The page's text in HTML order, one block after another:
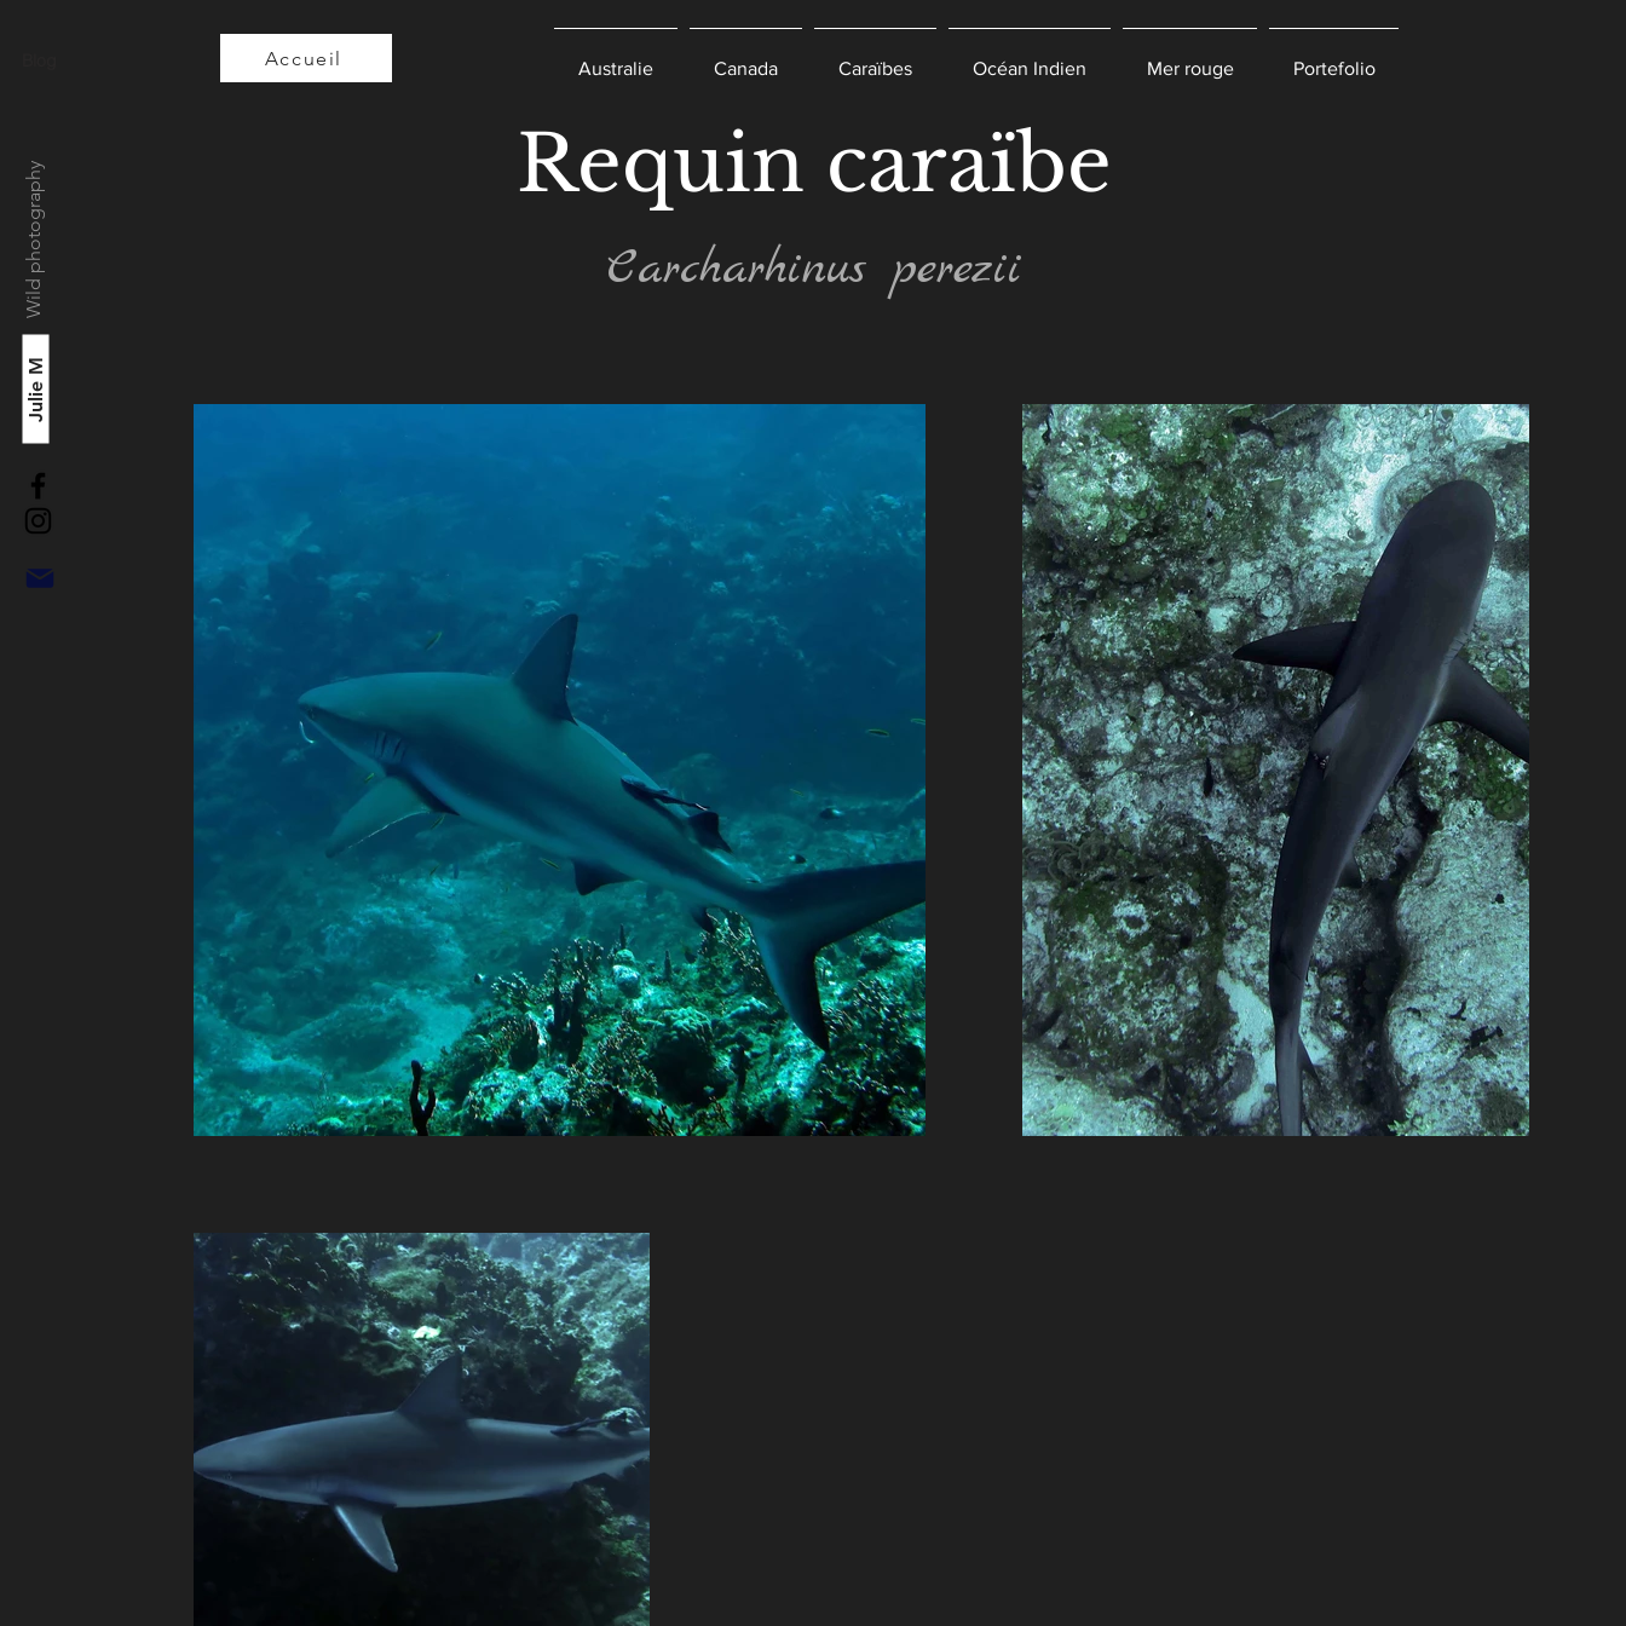
Wild photography
Julie M
Accueil Australie Canada Caraïbes Océan Indien Mer rouge Portefolio
Requin caraïbe
Carcharhinus perezii